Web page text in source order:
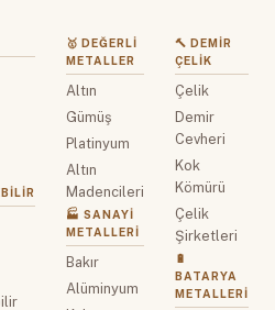
🥇 DEĞERLI
METALLER
Altın
Gümüş
Platinyum
Altın
Madencileri
🏭 SANAYI
METALLERI
Bakır
Alüminyum
🔨 DEMIR
ÇELIK
Çelik
Demir
Cevheri
Kok
Kömürü
Çelik
Şirketleri
🔋
BATARYA
METALLERI